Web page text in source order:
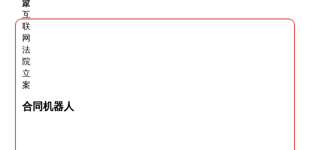
合同机器人